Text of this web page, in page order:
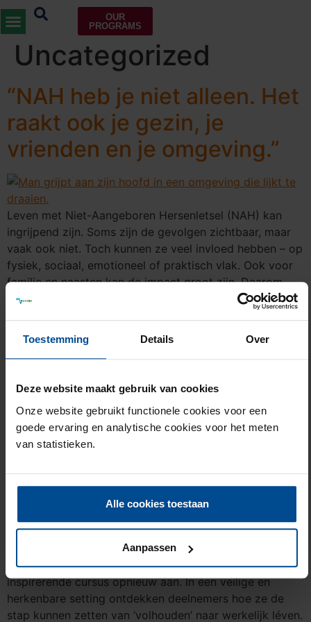
Toestemming Details Over
Deze website maakt gebruik van cookies
Onze website gebruikt functionele cookies voor een
goede ervaring en analytische cookies voor het meten
van statistieken.
Alle cookies toestaan
Aanpassen
OUR
PROGRAMS
Categorie:
Uncategorized
“NAH heb je niet alleen. Het
raakt ook je gezin, je
vrienden en je omgeving.”
Leven met Niet-Aangeboren Hersenletsel (NAH) kan
ingrijpend zijn. Soms zijn de gevolgen zichtbaar, maar
vaak ook niet. Toch kunnen ze veel invloed hebben – op
fysiek, sociaal, emotioneel of praktisch vlak. Ook voor
familie en naasten kan de impact groot zijn. Daarom
organiseren Kiemuur Altena (onderdeel van
met…
Cursus Van overleven naar
leven vanaf september
weer in Kaatsheuvel
Na een succesvolle pilot eerder dit jaar, keert de cursus
Van overleven naar leven terug naar Kaatsheuvel. Vanaf
september biedt Herstelacademie De Kiem deze
inspirerende cursus opnieuw aan. In een veilige en
herkenbare setting ontdekken deelnemers hoe ze de
stap kunnen zetten van ‘volhouden’ naar werkelijk léven.